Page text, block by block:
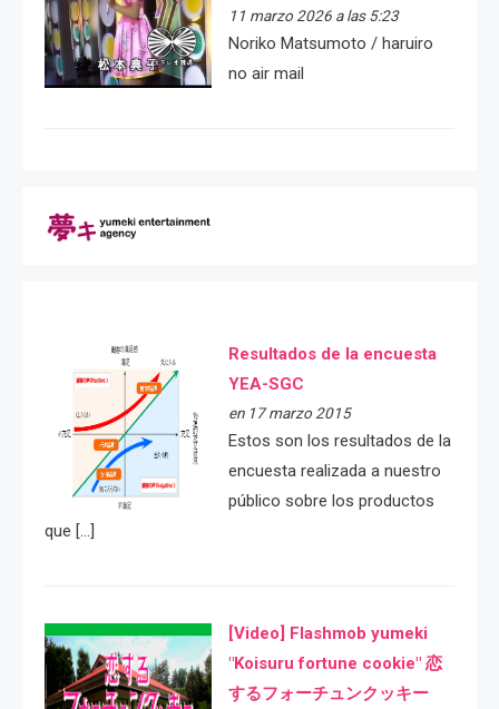
11 marzo 2026 a las 5:23
Noriko Matsumoto / haruiro
no air mail
Resultados de la encuesta
YEA-SGC
en 17 marzo 2015
Estos son los resultados de la
encuesta realizada a nuestro
público sobre los productos
que […]
[Video] Flashmob yumeki
"Koisuru fortune cookie" 恋
するフォーチュンクッキー